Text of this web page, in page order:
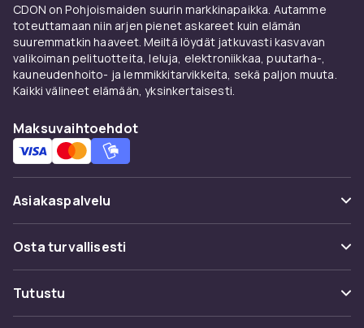
CDON on Pohjoismaiden suurin markkinapaikka. Autamme
toteuttamaan niin arjen pienet askareet kuin elämän
suuremmatkin haaveet. Meiltä löydät jatkuvasti kasvavan
valikoiman pelituotteita, leluja, elektroniikkaa, puutarha-,
kauneudenhoito- ja lemmikkitarvikkeita, sekä paljon muuta.
Kaikki välineet elämään, yksinkertaisesti.
Maksuvaihtoehdot
Asiakaspalvelu
Usein kysyttyä (UKK)
Seuraa pakettia
Osta turvallisesti
Maksuvaihtoehdot
Toimitus
Tutustu